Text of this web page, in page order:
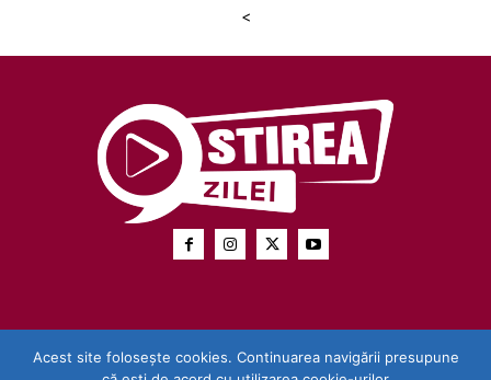
<
Acest site folosește cookies. Continuarea navigării presupune